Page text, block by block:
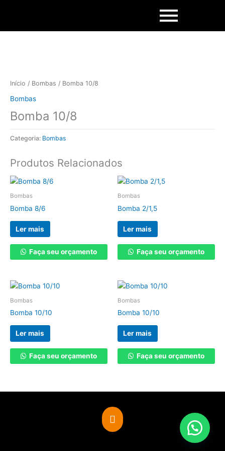
Início / Bombas / Bomba 10/8
Bombas
Bomba 10/8
Categoria: Bombas
Produtos Relacionados
Bombas
Bomba 8/6
Ler mais
Faça seu orçamento
Bombas
Bomba 2/1,5
Ler mais
Faça seu orçamento
Bombas
Bomba 10/10
Ler mais
Faça seu orçamento
Bombas
Bomba 10/10
Ler mais
Faça seu orçamento